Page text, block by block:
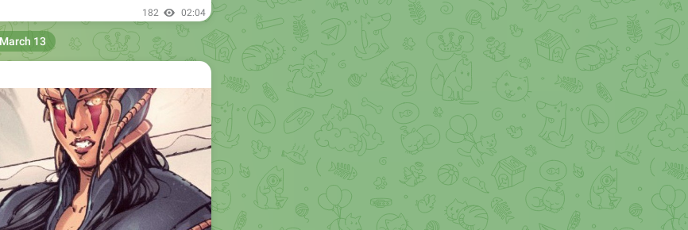
182 02:04
March 13